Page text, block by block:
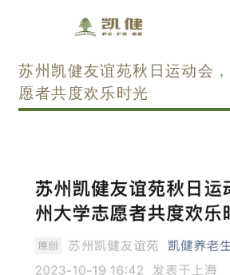
苏州凯健友谊苑秋日运动会
愿者共度欢乐时光